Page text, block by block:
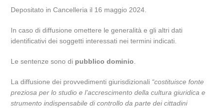
Depositato in Cancelleria il 16 maggio 2024.
In caso di diffusione omettere le generalità e gli altri dati
identificativi dei soggetti interessati nei termini indicati.
Le sentenze sono di pubblico dominio
La diffusione dei provvedimenti giurisdizionali “costituisce fonte
preziosa per lo studio e l’accrescimento della cultura giuridica e
strumento indispensabile di controllo da parte dei cittadini